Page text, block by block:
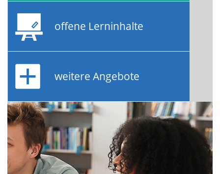
offene Lerninhalte
weitere Angebote